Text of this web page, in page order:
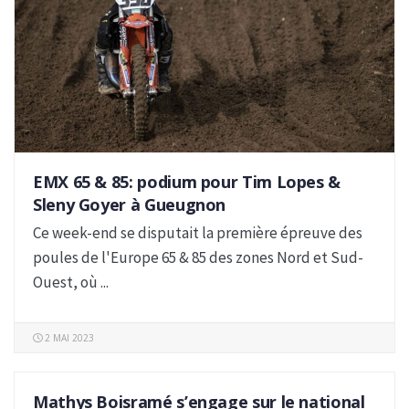
EMX 65 & 85: podium pour Tim Lopes &
Sleny Goyer à Gueugnon
Ce week-end se disputait la première épreuve des
poules de l'Europe 65 & 85 des zones Nord et Sud-
Ouest, où ...
2 MAI 2023
FRANCE
Mathys Boisramé s’engage sur le national